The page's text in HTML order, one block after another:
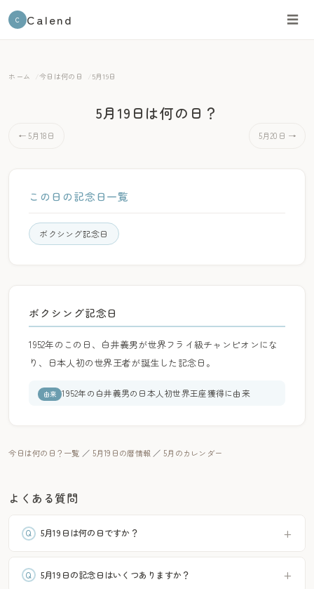
C Calend ☰
ホーム 今日は何の日 5月19日
← 5月18日
5月19日は何の日？
5月20日 →
この日の記念日一覧
ボクシング記念日
ボクシング記念日
1952年のこの日、白井義男が世界フライ級チャンピオンにな
り、日本人初の世界王者が誕生した記念日。
由来 1952年の白井義男の日本人初世界王座獲得に由来
今日は何の日？一覧 ／ 5月19日の暦情報 ／ 5月のカレンダー
よくある質問
5月19日は何の日ですか？
5月19日の記念日はいくつありますか？